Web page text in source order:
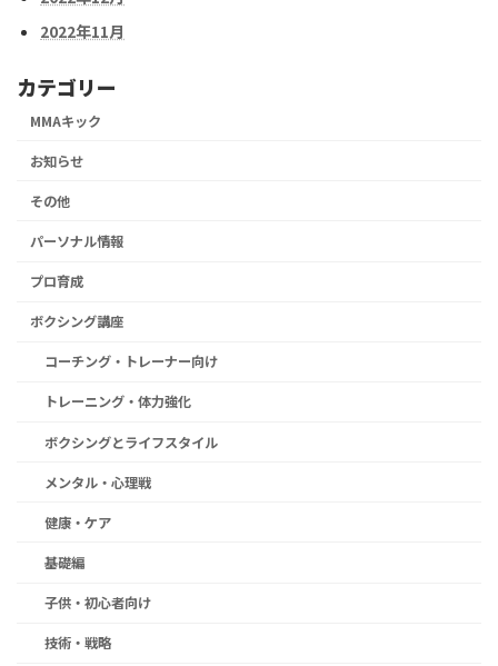
2022年11月
カテゴリー
MMAキック
お知らせ
その他
パーソナル情報
プロ育成
ボクシング講座
コーチング・トレーナー向け
トレーニング・体力強化
ボクシングとライフスタイル
メンタル・心理戦
健康・ケア
基礎編
子供・初心者向け
技術・戦略